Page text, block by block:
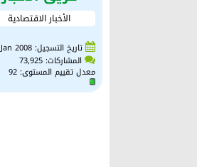
الأخبار الاقتصادية
تاريخ التسجيل: Jan 2008
المشاركات: 73,925
معدل تقييم المستوى:92